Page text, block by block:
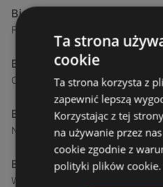
Biedronka
Fińska 4, 72-602 Świnoujście
Biedronka
Chrobrego 9, 72-600 Świnoujście
Biedronka
Nowokarsiborska 2, 72-600
Biedronka
Wojska Polskiego 16a, 72-600
Ta strona
cookie
Ta strona korzysta z
zapewnić lepszą
Korzystając z tej
na używanie przez
cookie zgodnie z
polityki plików cookie.